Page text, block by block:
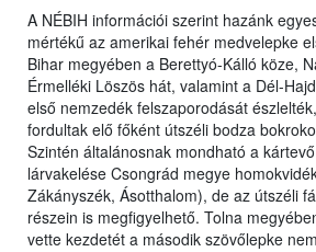
A NÉBIH információi szerint hazánk
mértékű az amerikai fehér medvelepke
Bihar megyében a Berettyó-Kálló köze,
Érmelléki Löszös hát, valamint a Dél-
első nemzedék felszaporodását
fordultak elő főként útszéli bodza
Szintén általánosnak mondható a
lárvakelése Csongrád megye
Zákányszék, Ásotthalom), de az útszéli
részein is megfigyelhető. Tolna
vette kezdetét a második szövőlepke